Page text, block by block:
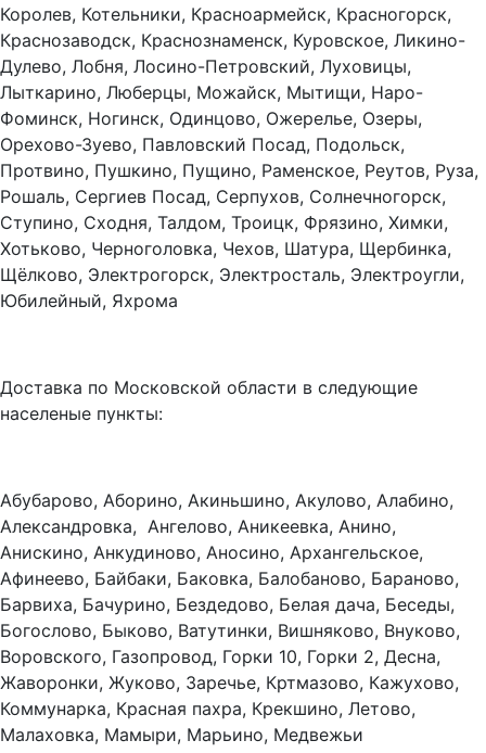
Королев, Котельники, Красноармейск, Красногорск,
Краснозаводск, Краснознаменск, Куровское, Ликино-
Дулево, Лобня, Лосино-Петровский, Луховицы,
Лыткарино, Люберцы, Можайск, Мытищи, Наро-
Фоминск, Ногинск, Одинцово, Ожерелье, Озеры,
Орехово-Зуево, Павловский Посад, Подольск,
Протвино, Пушкино, Пущино, Раменское, Реутов, Руза,
Рошаль, Сергиев Посад, Серпухов, Солнечногорск,
Ступино, Сходня, Талдом, Троицк, Фрязино, Химки,
Хотьково, Черноголовка, Чехов, Шатура, Щербинка,
Щёлково, Электрогорск, Электросталь, Электроугли,
Юбилейный, Яхрома
Доставка по Московской области в следующие
населеные пункты:
Абубарово, Аборино, Акиньшино, Акулово, Алабино,
Александровка, Ангелово, Аникеевка, Анино,
Анискино, Анкудиново, Аносино, Архангельское,
Афинеево, Байбаки, Баковка, Балобаново, Бараново,
Барвиха, Бачурино, Бездедово, Белая дача, Беседы,
Богослово, Быково, Ватутинки, Вишняково, Внуково,
Воровского, Газопровод, Горки 10, Горки 2, Десна,
Жаворонки, Жуково, Заречье, Кртмазово, Кажухово,
Коммунарка, Красная пахра, Крекшино, Летово,
Малаховка, Мамыри, Марьино, Медвежьи